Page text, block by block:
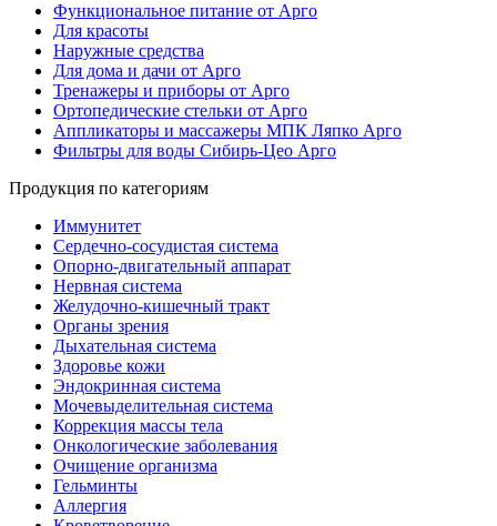
Функциональное питание от Арго
Для красоты
Наружные средства
Для дома и дачи от Арго
Тренажеры и приборы от Арго
Ортопедические стельки от Арго
Аппликаторы и массажеры МПК Ляпко Арго
Фильтры для воды Сибирь-Цео Арго
Продукция по категориям
Иммунитет
Сердечно-сосудистая система
Опорно-двигательный аппарат
Нервная система
Желудочно-кишечный тракт
Органы зрения
Дыхательная система
Здоровье кожи
Эндокринная система
Мочевыделительная система
Коррекция массы тела
Онкологические заболевания
Очищение организма
Гельминты
Аллергия